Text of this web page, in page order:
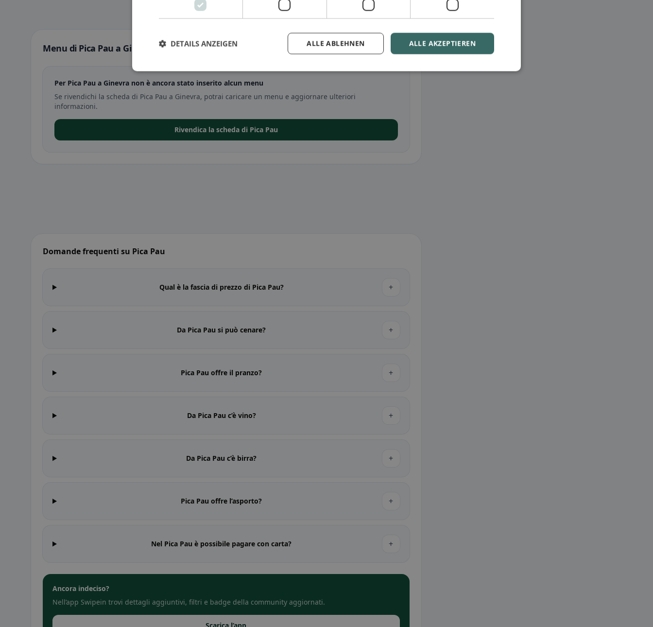
Menu di Pica Pau a Ginevra
Per Pica Pau a Ginevra non è ancora stato inserito alcun menu
Se rivendichi la scheda di Pica Pau a Ginevra, potrai caricare un menu e aggiornare ulteriori
informazioni.
Rivendica la scheda di Pica Pau
Domande frequenti su Pica Pau
Qual è la fascia di prezzo di Pica Pau? +
Da Pica Pau si può cenare? +
Pica Pau offre il pranzo? +
Da Pica Pau c’è vino? +
Da Pica Pau c’è birra? +
Pica Pau offre l’asporto? +
Nel Pica Pau è possibile pagare con carta? +
Ancora indeciso?
Nell’app Swipein trovi dettagli aggiuntivi, filtri e badge della community aggiornati.
ALLE AKZEPTIEREN
ALLE ABLEHNEN
DETAILS ANZEIGEN